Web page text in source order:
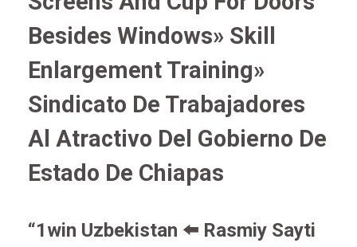
Besides Windows» Skill
Enlargement Training»
Sindicato De Trabajadores
Al Atractivo Del Gobierno De
Estado De Chiapas
“1win Uzbekistan ⬅️ Rasmiy Sayti